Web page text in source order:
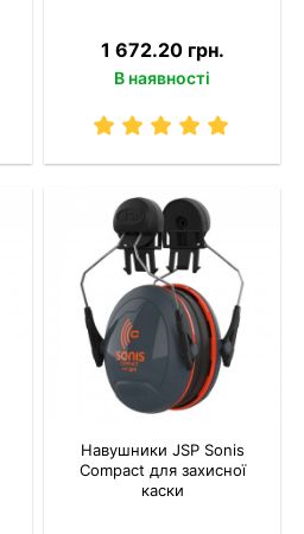
1 672.20 грн.
В наявності
Навушники JSP Sonis
Compact для захисної
каски